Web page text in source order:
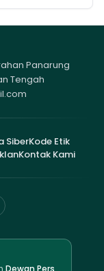
Panarung
Tengah
SiberKode Etik
Kontak Kami
Dewan Pers